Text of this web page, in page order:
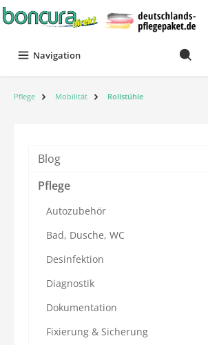
Navigation
Pflege Mobilität Rollstühle
Blog
Pflege
Autozubehör
Bad, Dusche, WC
Desinfektion
Diagnostik
Dokumentation
Fixierung & Sicherung